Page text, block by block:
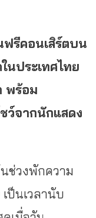
ฟรีคอนเสิร์ตบน
ประเทศไทย
พร้อม
ว์จากนักแสดง
ช่วงพักความ
ป็นเวลานับ